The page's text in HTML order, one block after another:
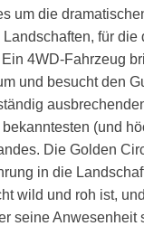
um die
für die
4WD-Fahrzeug
und besucht den
(und
Die Golden
in die
wild und roh ist,
seine Anwesenheit